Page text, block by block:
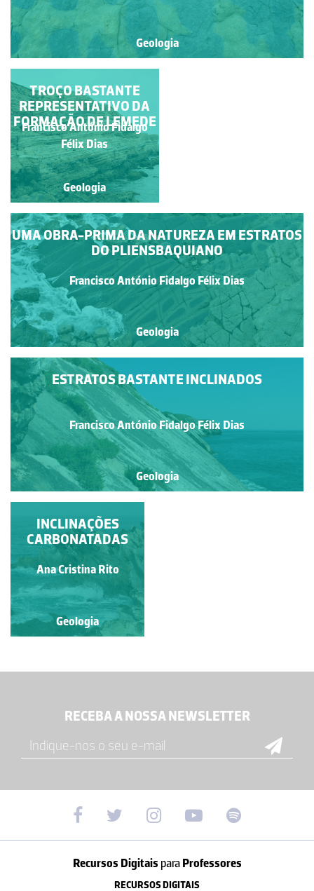
Geologia
PRINCÍPIO DA
SOBREPOSIÇÃO
Luís Duarte
Geologia
UMA OBRA-PRIMA DA NATUREZA EM ESTRATOS
DO PLIENSBAQUIANO
Francisco António Fidalgo Félix Dias
Geologia
TROÇO BASTANTE
REPRESENTATIVO DA
FORMAÇÃO DE LEMEDE
Francisco António Fidalgo
Félix Dias
Geologia
ESTRATOS BASTANTE INCLINADOS
Francisco António Fidalgo Félix Dias
Geologia
INCLINAÇÕES
CARBONATADAS
Ana Cristina Rito
Geologia
RECEBA A NOSSA NEWSLETTER
Recursos Digitais paraProfessores
RECURSOS DIGITAIS